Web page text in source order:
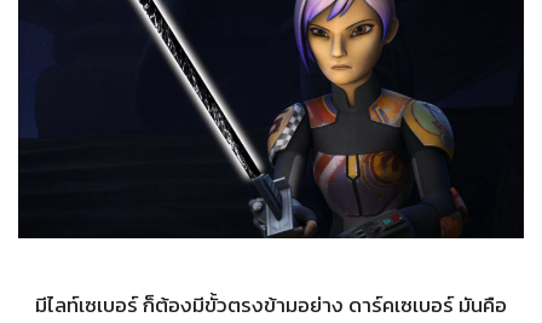
มีไลท์เซเบอร์ ก็ต้องมีขั้วตรงข้ามอย่าง ดาร์คเซเบอร์ มันคือ